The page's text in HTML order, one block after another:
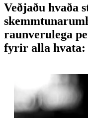
Veðjaðu hvaða
raunverulega
fyrir alla hvata: